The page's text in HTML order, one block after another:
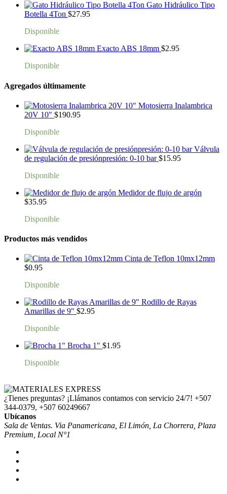
Gato Hidráulico Tipo
Botella 4Ton $27.95
Disponible
Exacto ABS 18mm $2.95
Disponible
Agregados últimamente
Motosierra Inalambrica
20V 10" $190.95
Disponible
Válvula
de regulación de presiónpresión: 0-10 bar $15.95
Disponible
Medidor de flujo de argón
$35.95
Disponible
Productos más vendidos
Cinta de Teflon 10mx12mm
$0.95
Disponible
Rodillo de Rayas
Amarillas de 9" $2.95
Disponible
Brocha 1" $1.95
Disponible
¿Tienes preguntas? ¡Llámanos contamos con servicio 24/7! +507
344-0379, +507 60249667
Ubícanos
Sala de Ventas. Via Panamericana, El Limón, La Chorrera, Plaza
Premium, Local N°1